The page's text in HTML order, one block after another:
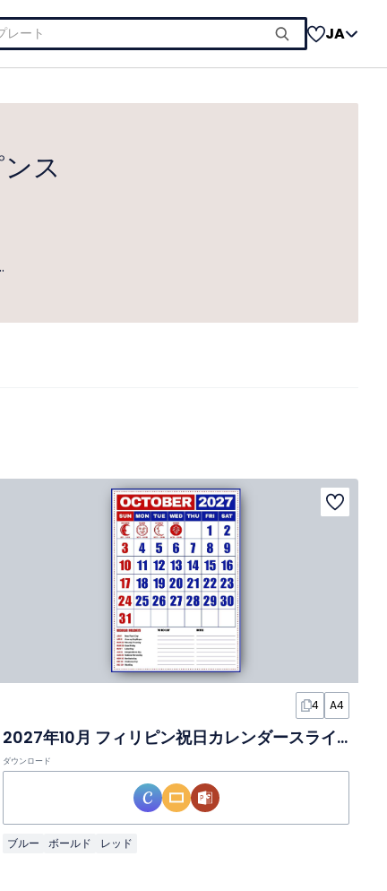
JA
ス
4 A4
2027年10月 フィリピン祝日カレンダースライド
ダウンロード
ブルー ボールド レッド